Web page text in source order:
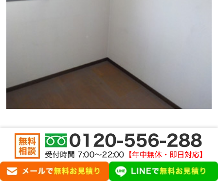
プレハブ１のビフォアアフター